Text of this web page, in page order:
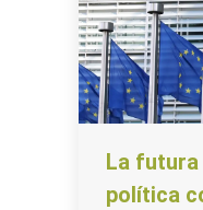
La futura
política